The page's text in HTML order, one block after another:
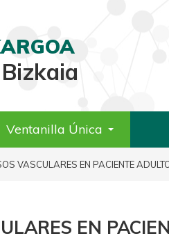
Ventanilla Única
VASCULARES EN PACIENTE
EN